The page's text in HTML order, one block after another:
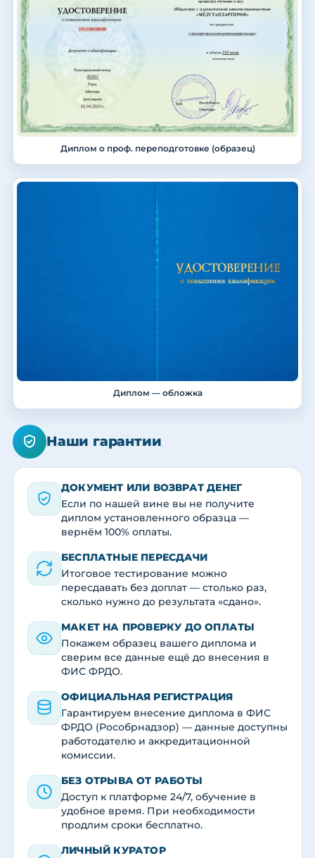
Диплом о проф. переподготовке (образец)
Диплом — обложка
Наши гарантии
ДОКУМЕНТ ИЛИ ВОЗВРАТ ДЕНЕГ
Если по нашей вине вы не получите
диплом установленного образца —
вернём 100% оплаты.
БЕСПЛАТНЫЕ ПЕРЕСДАЧИ
Итоговое тестирование можно
пересдавать без доплат — столько раз,
сколько нужно до результата «сдано».
МАКЕТ НА ПРОВЕРКУ ДО ОПЛАТЫ
Покажем образец вашего диплома и
сверим все данные ещё до внесения в
ФИС ФРДО.
ОФИЦИАЛЬНАЯ РЕГИСТРАЦИЯ
Гарантируем внесение диплома в ФИС
ФРДО (Рособрнадзор) — данные доступны
работодателю и аккредитационной
комиссии.
БЕЗ ОТРЫВА ОТ РАБОТЫ
Доступ к платформе 24/7, обучение в
удобное время. При необходимости
продлим сроки бесплатно.
ЛИЧНЫЙ КУРАТОР